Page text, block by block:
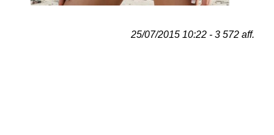
25/07/2015 10:22 - 3 572 aff.